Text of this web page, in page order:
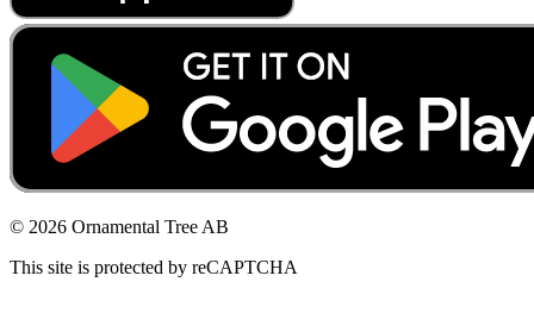
© 2026 Ornamental Tree AB
This site is protected by reCAPTCHA